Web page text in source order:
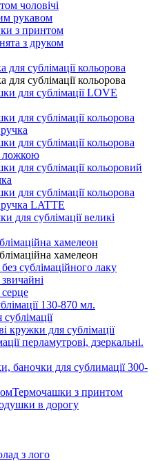
чоловічі
рукавом
з принтом
з друком
сублімації кольорова
сублімації кольорова
для сублімації LOVE
для сублімації кольорова
для сублімації кольорова
ложкою
для сублімації кольоровий
для сублімації кольорова
ручка LATTE
для сублімації великі
хамелеон
хамелеон
сублімаційного лаку
130-870 мл.
кружки для сублімації
перламутрові, дзеркальні.
баночки для сублимації 300-
Термочашки з принтом
в дорогу
з лого